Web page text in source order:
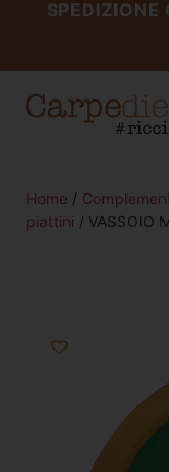
Home /
piattini / VASSOIO